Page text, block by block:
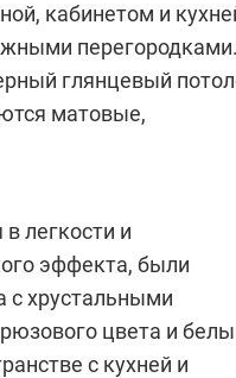
кабинетом и
перегородками.
глянцевый
матовые,
легкости и
эффекта, были
с хрустальными
цвета и
с кухней и